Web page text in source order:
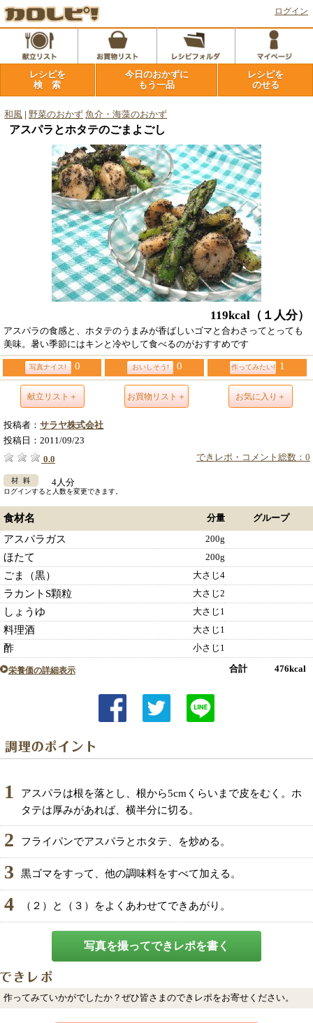
ログイン
レシピを
検 索
今日のおかずに
もう一品
レシピを
のせる
和風 野菜のおかず 魚介・海藻のおかず
アスパラとホタテのごまよごし
119kcal （１人分）
アスパラの食感と、ホタテのうまみが香ばしいゴマと合わさってとっても
美味。暑い季節にはキンと冷やして食べるのがおすすめです
写真ナイス! 0 おいしそう! 0 作ってみたい! 1
献立リスト＋ お買物リスト＋ お気に入り＋
投稿者： サラヤ株式会社
投稿日： 2011/09/23
できレポ・コメント総数：0
0.0
4人分
ログインすると人数を変更できます。
食材名 分量 グループ
アスパラガス 200g
ほたて 200g
ごま（黒） 大さじ4
ラカントS顆粒 大さじ2
しょうゆ 大さじ1
料理酒 大さじ1
酢 小さじ1
栄養価の詳細表示 合計 476kcal
1
アスパラは根を落とし、根から5cmくらいまで皮をむく。ホ
タテは厚みがあれば、横半分に切る。
2 フライパンでアスパラとホタテ、を炒める。
3 黒ゴマをすって、他の調味料をすべて加える。
4 （２）と（３）をよくあわせてできあがり。
写真を撮ってできレポを書く
作ってみていかがでしたか？ぜひ皆さまのできレポをお寄せください。